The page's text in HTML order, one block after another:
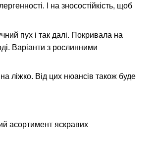
І на зносостійкість, щоб
пух і так далі. Покривала на
Варіанти з рослинними
ліжко. Від цих нюансів також буде
асортимент яскравих